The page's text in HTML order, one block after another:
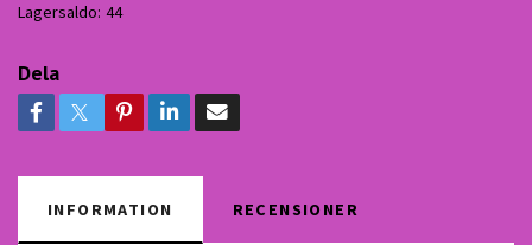
Lagersaldo: 44
Dela
INFORMATION RECENSIONER